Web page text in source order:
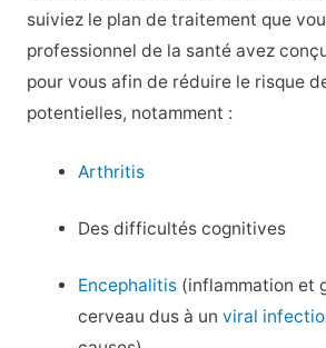
suiviez le plan de traitement que
professionnel de la santé avez
pour vous afin de réduire le risque
potentielles, notamment :
Arthritis
Des difficultés cognitives
Encephalitis (inflammation et
cerveau dus à unviral